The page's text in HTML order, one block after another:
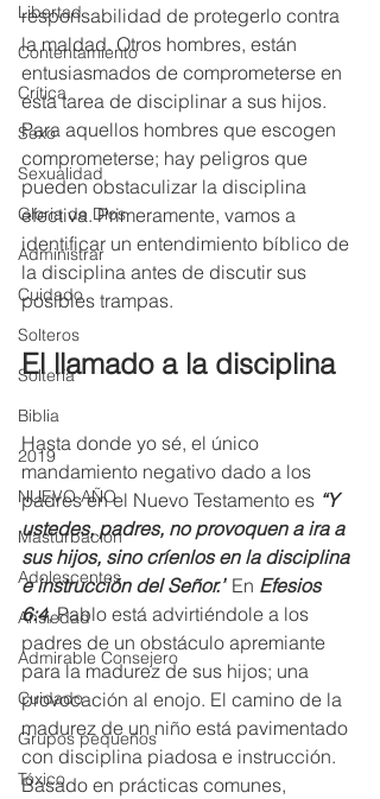
Libertad
Contentamiento
Crítica
Sexo
Sexualidad
Gloria de Dios
Administrar
Cuidado
Solteros
Soltería
Biblia
2019
NUEVO AÑO
Masturbación
Adolescentes
Ansiedad
Admirable Consejero
Cuidado
Grupos pequeños
Tóxico
responsabilidad de protegerlo contra
la maldad. Otros hombres, están
entusiasmados de comprometerse en
esta tarea de disciplinar a sus hijos.
Para aquellos hombres que escogen
comprometerse; hay peligros que
pueden obstaculizar la disciplina
efectiva. Primeramente, vamos a
identificar un entendimiento bíblico de
la disciplina antes de discutir sus
posibles trampas.
El llamado a la disciplina
Hasta donde yo sé, el único
mandamiento negativo dado a los
padres en el Nuevo Testamento es “Y
ustedes, padres, no provoquen a ira a
sus hijos, sino críenlos en la disciplina
e instrucción del Señor.” En Efesios
6:4, Pablo está advirtiéndole a los
padres de un obstáculo apremiante
para la madurez de sus hijos; una
provocación al enojo. El camino de la
madurez de un niño está pavimentado
con disciplina piadosa e instrucción.
Basado en prácticas comunes,